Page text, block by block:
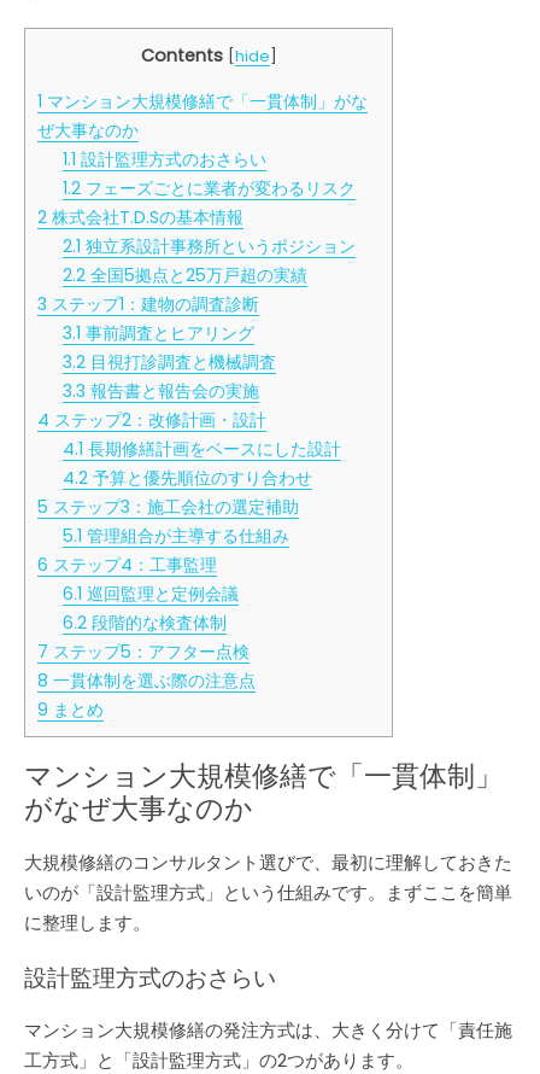
Contents hide
1 マンション大規模修繕で「一貫体制」がな
ぜ大事なのか
1.1 設計監理方式のおさらい
1.2 フェーズごとに業者が変わるリスク
2 株式会社T.D.Sの基本情報
2.1 独立系設計事務所というポジション
2.2 全国5拠点と25万戸超の実績
3 ステップ1：建物の調査診断
3.1 事前調査とヒアリング
3.2 目視打診調査と機械調査
3.3 報告書と報告会の実施
4 ステップ2：改修計画・設計
4.1 長期修繕計画をベースにした設計
4.2 予算と優先順位のすり合わせ
5 ステップ3：施工会社の選定補助
5.1 管理組合が主導する仕組み
6 ステップ4：工事監理
6.1 巡回監理と定例会議
6.2 段階的な検査体制
7 ステップ5：アフター点検
8 一貫体制を選ぶ際の注意点
9 まとめ
マンション大規模修繕で「一貫体制」
がなぜ大事なのか
大規模修繕のコンサルタント選びで、最初に理解しておきた
いのが「設計監理方式」という仕組みです。まずここを簡単
に整理します。
設計監理方式のおさらい
マンション大規模修繕の発注方式は、大きく分けて「責任施
工方式」と「設計監理方式」の2つがあります。